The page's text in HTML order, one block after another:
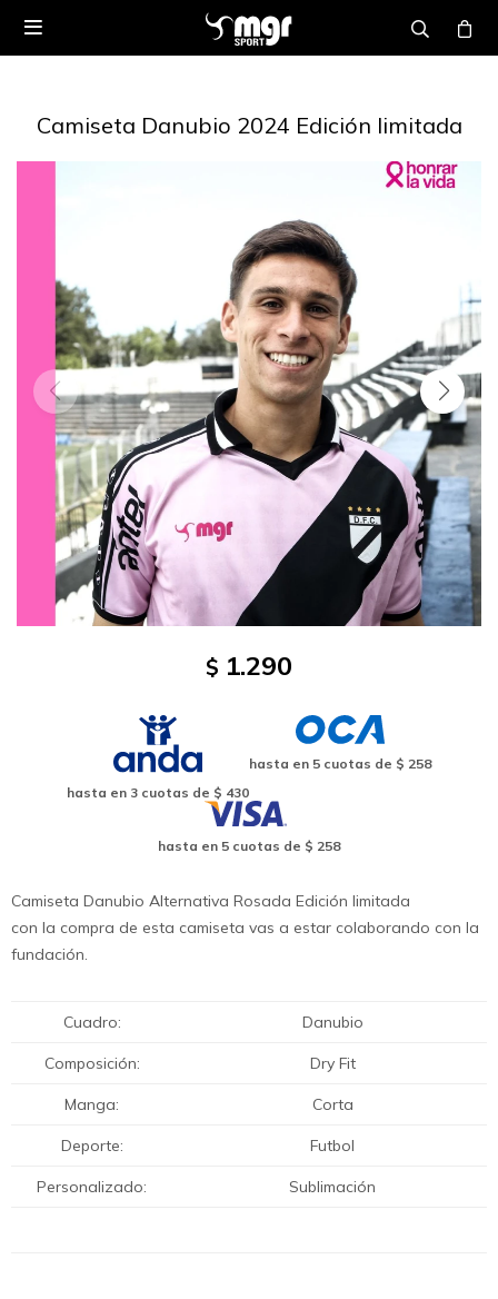

Camiseta Danubio 2024 Edición limitada
$ 1.290
hasta en 3 cuotas de $ 430
hasta en 5 cuotas de $ 258
hasta en 5 cuotas de $ 258
Camiseta Danubio Alternativa Rosada Edición limitada
con la compra de esta camiseta vas a estar colaborando con la
fundación.
Cuadro Danubio
Composición Dry Fit
Manga Corta
Deporte Futbol
Personalizado Sublimación